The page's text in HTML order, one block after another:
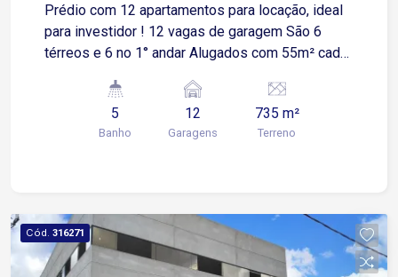
Prédio com 12 apartamentos para locação, ideal
para investidor ! 12 vagas de garagem São 6
térreos e 6 no 1° andar Alugados com 55m² cada
Banheiro social e cozinha Os térreos tem quintal
Os 1° andares possui sacada ampla
5
Banho
12
Garagens
735 m²
Terreno
Cód. 316271